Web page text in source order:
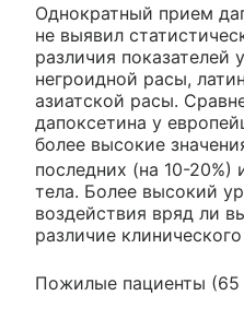
Однократный прием
не выявил
различия показателей
негроидной расы,
азиатской расы.
дапоксетина у
более высокие
последних (на 10-
тела. Более высокий
воздействия вряд ли
различие
Пожилые пациенты (65